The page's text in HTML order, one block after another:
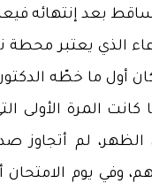
بعد إنتهائه
الذي يعتبر محطة
أول ما خطّه
كانت المرة
لم أتجاوز
وفي يوم